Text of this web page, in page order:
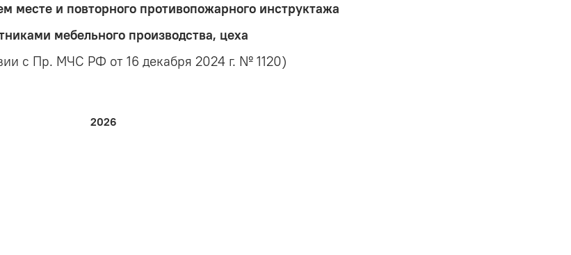
месте и повторного противопожарного инструктажа
мебельного производства, цеха
с Пр. МЧС РФ от 16 декабря 2024 г. № 1120)
2026